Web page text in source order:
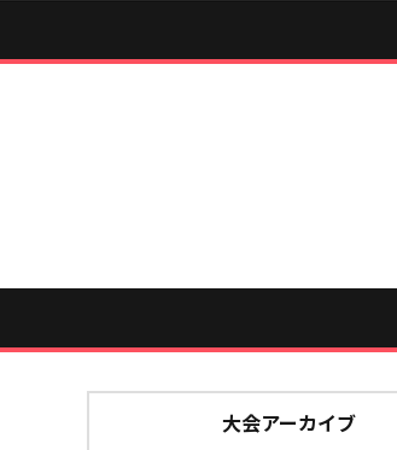
大会アーカイブ